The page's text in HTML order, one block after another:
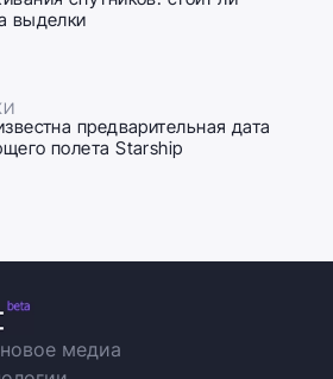
выделки
предварительная дата
полета Starship
медиа